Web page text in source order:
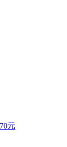
：承勳未來誰